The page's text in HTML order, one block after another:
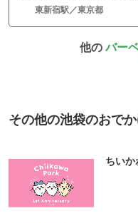
東新宿駅／東京都
他のバー
その他の池袋のおで
ちい